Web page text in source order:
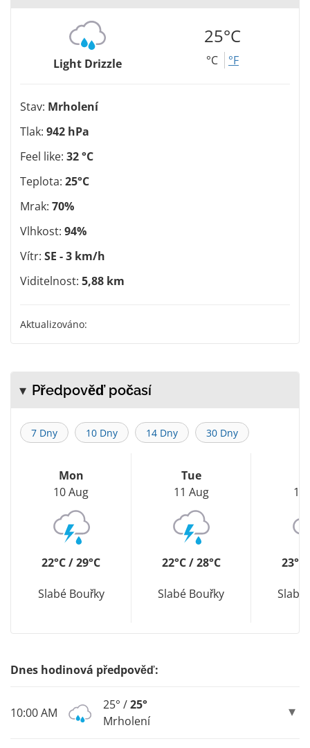
Light Drizzle
25°C
°C °F
Stav: Mrholení
Tlak: 942 hPa
Feel like: 32 °C
Teplota: 25°C
Mrak: 70%
Vlhkost: 94%
Vítr: SE - 3 km/h
Viditelnost: 5,88 km
Aktualizováno:
Předpověď počasí
7 Dny 10 Dny 14 Dny 30 Dny
Mon
10 Aug
22°C / 29°C
Slabé Bouřky
Tue
11 Aug
22°C / 28°C
Slabé Bouřky
12
23°C
Slabé
Dnes hodinová předpověď:
10:00 AM
25° /25°
Mrholení